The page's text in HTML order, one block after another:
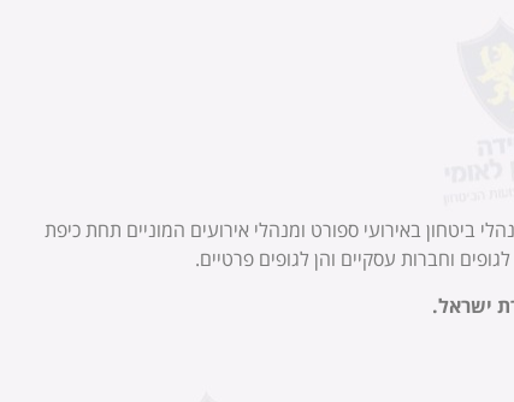
מנהלי ביטחון באירועי ספורט ומנהלי אירועים המוניים תחת כיפת
וחברות עסקיים והן לגופים פרטיים.
ישראל.